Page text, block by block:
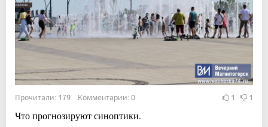
Прочитали: 179 Комментарии: 0 1 1
Что прогнозируют синоптики.